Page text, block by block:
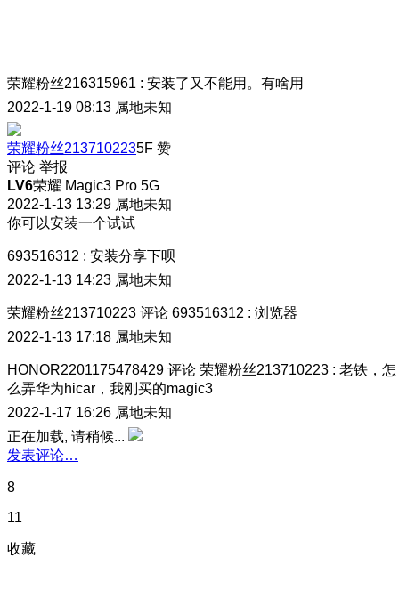
荣耀粉丝216315961 : 安装了又不能用。有啥用
2022-1-19 08:13 属地未知
荣耀粉丝2137102235F 赞
评论 举报
LV6荣耀 Magic3 Pro 5G
2022-1-13 13:29 属地未知
你可以安装一个试试
693516312 : 安装分享下呗
2022-1-13 14:23 属地未知
荣耀粉丝213710223 评论 693516312 : 浏览器
2022-1-13 17:18 属地未知
HONOR2201175478429 评论 荣耀粉丝213710223 : 老铁，怎
么弄华为hicar，我刚买的magic3
2022-1-17 16:26 属地未知
正在加载, 请稍候...
发表评论…
8
11
收藏